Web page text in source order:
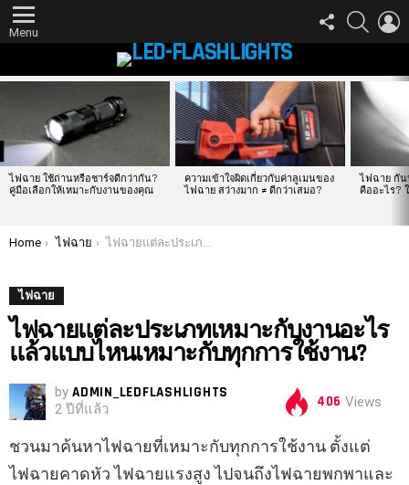
Menu
FOLLOW
US
SEARCH
ไฟฉาย ใช้ถ่านหรือชาร์จดีกว่ากัน?
คู่มือเลือกให้เหมาะกับงานของคุณ
ความเข้าใจผิดเกี่ยวกับค่าลูเมนของ
ไฟฉาย สว่างมาก ≠ ดีกว่าเสมอ?
ไฟฉาย กัน
คืออะไร?
You are here:
Home ไฟฉาย ไฟฉายแต่ละประเภทเหมาะกับงานอะไร แล้วแบบไหนเหมาะกับทุกการใช้งาน?
ไฟฉาย
ไฟฉายแต่ละประเภทเหมาะกับงานอะไร
แล้วแบบไหนเหมาะกับทุกการใช้งาน?
by ADMIN_LEDFLASHLIGHTS
2 ปีที่แล้ว 406 Views
ชวนมาค้นหาไฟฉายที่เหมาะกับทุกการใช้งาน ตั้งแต่
ไฟฉายคาดหัว ไฟฉายแรงสูง ไปจนถึงไฟฉายพกพาและ